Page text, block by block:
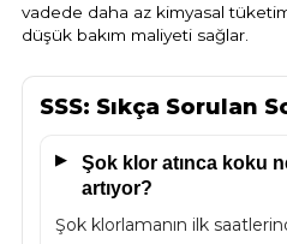
vadede daha az kimyasal
düşük bakım maliyeti sağlar.
SSS: Sıkça Sorulan
Şok klor atınca koku
artıyor?
Şok klorlamanın ilk